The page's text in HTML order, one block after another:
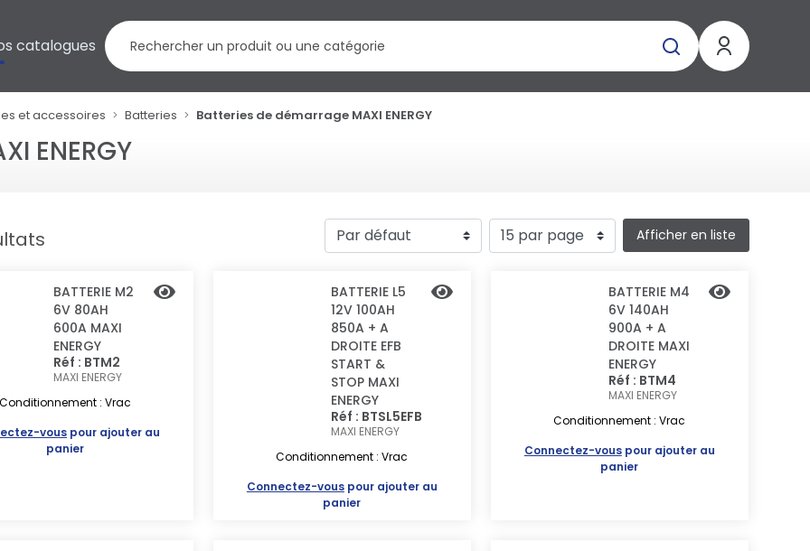
catalogues
et accessoires Batteries Batteries de démarrage MAXI ENERGY
ENERGY
Afficher en liste
BATTERIE M2
6V 80AH
600A MAXI
ENERGY
Réf : BTM2
MAXI ENERGY
: Vrac
vous pour ajouter au
panier
BATTERIE L5
12V 100AH
850A + A
DROITE EFB
START &
STOP MAXI
ENERGY
Réf : BTSL5EFB
MAXI ENERGY
Conditionnement : Vrac
Connectez-vouspour ajouter au
panier
BATTERIE M4
6V 140AH
900A + A
DROITE MAXI
ENERGY
Réf : BTM4
MAXI ENERGY
Conditionnement : Vrac
Connectez-vouspour ajouter au
panier